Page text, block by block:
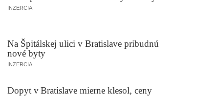
INZERCIA
Na Špitálskej ulici v Bratislave pribudnú
nové byty
INZERCIA
Dopyt v Bratislave mierne klesol, ceny